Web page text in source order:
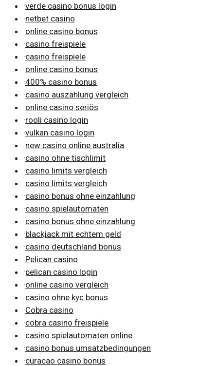
·verde casino bonus login
·netbet casino
·online casino bonus
·casino freispiele
·casino freispiele
·online casino bonus
·400% casino bonus
·casino auszahlung vergleich
·online casino seriös
·rooli casino login
·vulkan casino login
·new casino online australia
·casino ohne tischlimit
·casino limits vergleich
·casino limits vergleich
·casino bonus ohne einzahlung
·casino spielautomaten
·casino bonus ohne einzahlung
·blackjack mit echtem geld
·casino deutschland bonus
·Pelican casino
·pelican casino login
·online casino vergleich
·casino ohne kyc bonus
·Cobra casino
·cobra casino freispiele
·casino spielautomaten online
·casino bonus umsatzbedingungen
·curacao casino bonus